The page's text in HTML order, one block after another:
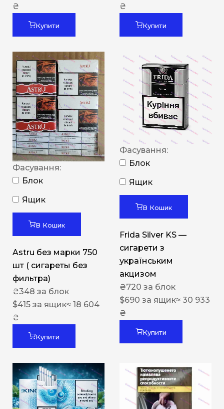
₴
Купити
₴
Купити
Фасування:
Блок
Ящик
В Кошик
Astru без марки 750
шт ( сигареты без
фильтра)
₴348 за блок
$415 за ящик≈ 18 604
₴
Купити
Фасування:
Блок
Ящик
В Кошик
Frida Silver KS —
сигарети з
українським
акцизом
₴720 за блок
$690 за ящик≈ 30 933
₴
Купити